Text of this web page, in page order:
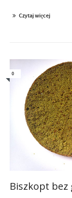
Czytaj więcej
0
Biszkopt